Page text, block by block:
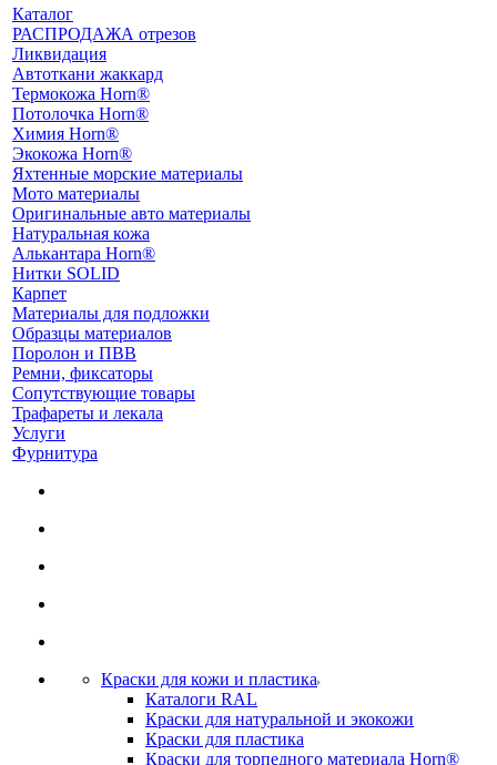
Каталог
РАСПРОДАЖА отрезов
Ликвидация
Автоткани жаккард
Термокожа Horn®
Потолочка Horn®
Химия Horn®
Экокожа Horn®
Яхтенные морские материалы
Мото материалы
Оригинальные авто материалы
Натуральная кожа
Алькантара Horn®
Нитки SOLID
Карпет
Материалы для подложки
Образцы материалов
Поролон и ПВВ
Ремни, фиксаторы
Сопутствующие товары
Трафареты и лекала
Услуги
Фурнитура
Краски для кожи и пластика
Каталоги RAL
Краски для натуральной и экокожи
Краски для пластика
Краски для торпедного материала Horn®